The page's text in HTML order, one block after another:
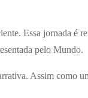
Essa jornada é
pelo Mundo.
Assim como